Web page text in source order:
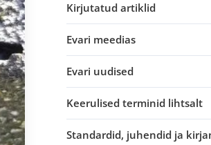
Kirjutatud artiklid
Evari meedias
Evari uudised
Keerulised terminid lihtsalt
Standardid, juhendid ja